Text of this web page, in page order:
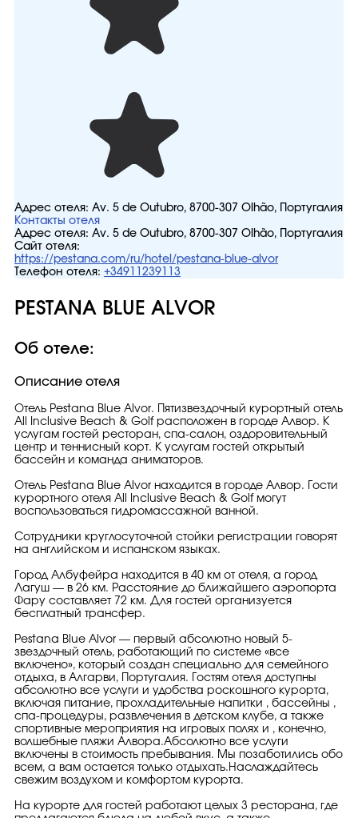
Адрес отеля: Av. 5 de Outubro, 8700-307 Olhão, Португалия
Контакты отеля
Адрес отеля: Av. 5 de Outubro, 8700-307 Olhão, Португалия
Сайт отеля:
https://pestana.com/ru/hotel/pestana-blue-alvor
Телефон отеля: +34911239113
PESTANA BLUE ALVOR
Об отеле:
Описание отеля
Отель Pestana Blue Alvor. Пятизвездочный курортный отель
All Inclusive Beach & Golf расположен в городе Алвор. К
услугам гостей ресторан, спа-салон, оздоровительный
центр и теннисный корт. К услугам гостей открытый
бассейн и команда аниматоров.
Отель Pestana Blue Alvor находится в городе Алвор. Гости
курортного отеля All Inclusive Beach & Golf могут
воспользоваться гидромассажной ванной.
Сотрудники круглосуточной стойки регистрации говорят
на английском и испанском языках.
Город Албуфейра находится в 40 км от отеля, а город
Лагуш — в 26 км. Расстояние до ближайшего аэропорта
Фару составляет 72 км. Для гостей организуется
бесплатный трансфер.
Pestana Blue Alvor — первый абсолютно новый 5-
звездочный отель, работающий по системе «все
включено», который создан специально для семейного
отдыха, в Алгарви, Португалия. Гостям отеля доступны
абсолютно все услуги и удобства роскошного курорта,
включая питание, прохладительные напитки , бассейны ,
спа-процедуры, развлечения в детском клубе, а также
спортивные мероприятия на игровых полях и , конечно,
волшебные пляжи Алвора.Абсолютно все услуги
включены в стоимость пребывания. Мы позаботились обо
всем, а вам остается только отдыхать.Наслаждайтесь
свежим воздухом и комфортом курорта.
На курорте для гостей работают целых 3 ресторана, где